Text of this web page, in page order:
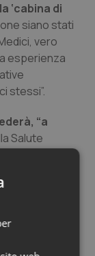
‘cabina di
siano stati
vero
esperienza
stessi”.
“a
Salute
intende
politiche e
su tutte le